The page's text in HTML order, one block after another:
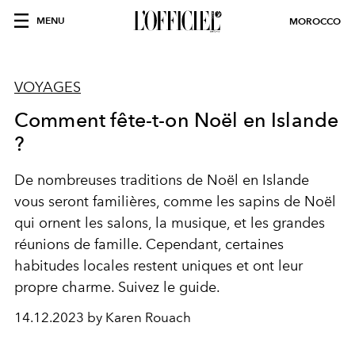
MENU MOROCCO
VOYAGES
Comment fête-t-on Noël en Islande
?
De nombreuses traditions de Noël en Islande
vous seront familières, comme les sapins de Noël
qui ornent les salons, la musique, et les grandes
réunions de famille. Cependant, certaines
habitudes locales restent uniques et ont leur
propre charme. Suivez le guide.
14.12.2023 by Karen Rouach